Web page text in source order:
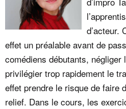
d’acteur.
effet un préalable avant de
comédiens débutants, négliger
privilégier trop rapidement le
effet prendre le risque de faire
relief. Dans le cours, les